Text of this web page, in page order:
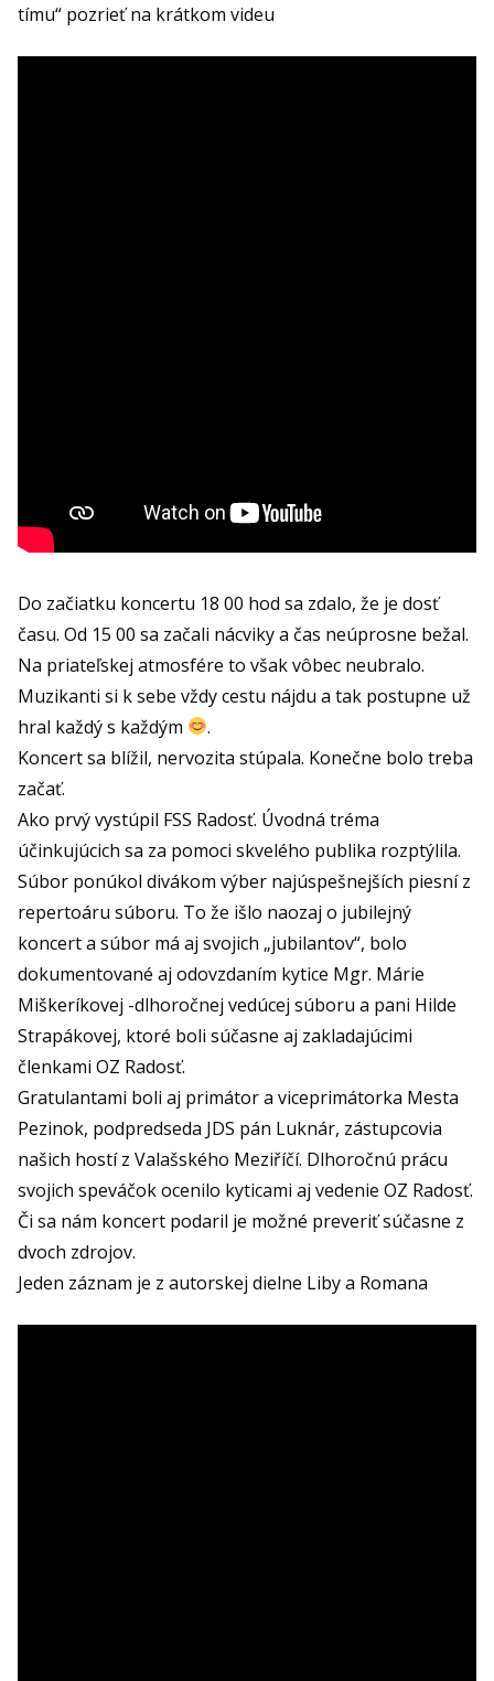
tímu“ pozrieť na krátkom videu
Do začiatku koncertu 18 00 hod sa zdalo, že je dosť
času. Od 15 00 sa začali nácviky a čas neúprosne bežal.
Na priateľskej atmosfére to však vôbec neubralo.
Muzikanti si k sebe vždy cestu nájdu a tak postupne už
hral každý s každým
.
Koncert sa blížil, nervozita stúpala. Konečne bolo treba
začať.
Ako prvý vystúpil FSS Radosť. Úvodná tréma
účinkujúcich sa za pomoci skvelého publika rozptýlila.
Súbor ponúkol divákom výber najúspešnejších piesní z
repertoáru súboru. To že išlo naozaj o jubilejný
koncert a súbor má aj svojich „jubilantov“, bolo
dokumentované aj odovzdaním kytice Mgr. Márie
Miškeríkovej -dlhoročnej vedúcej súboru a pani Hilde
Strapákovej, ktoré boli súčasne aj zakladajúcimi
členkami OZ Radosť.
Gratulantami boli aj primátor a viceprimátorka Mesta
Pezinok, podpredseda JDS pán Luknár, zástupcovia
našich hostí z Valašského Meziříčí. Dlhoročnú prácu
svojich speváčok ocenilo kyticami aj vedenie OZ Radosť.
Či sa nám koncert podaril je možné preveriť súčasne z
dvoch zdrojov.
Jeden záznam je z autorskej dielne Liby a Romana